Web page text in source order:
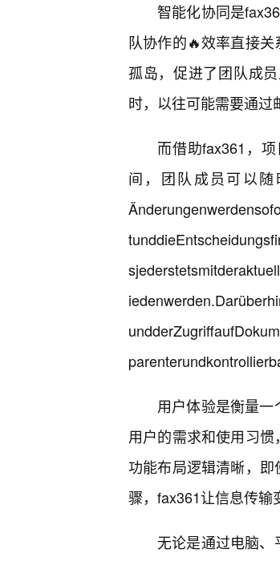
智能化协同是
队协作的🔥效率直接
孤岛，促进了团队成
时，以往可能需要通过
而借助fax361，
间，团队成员可以
用户体验是衡量
用户的需求和使用习惯
功能布局逻辑清晰，
骤，fax361让信息传输
无论是通过电脑